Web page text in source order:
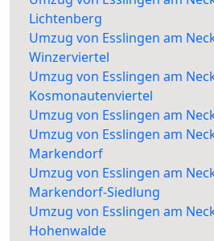
Lichtenberg
Umzug von Esslingen am
Winzerviertel
Umzug von Esslingen am
Kosmonautenviertel
Umzug von Esslingen am
Umzug von Esslingen am
Markendorf
Umzug von Esslingen am
Markendorf-Siedlung
Umzug von Esslingen am
Hohenwalde